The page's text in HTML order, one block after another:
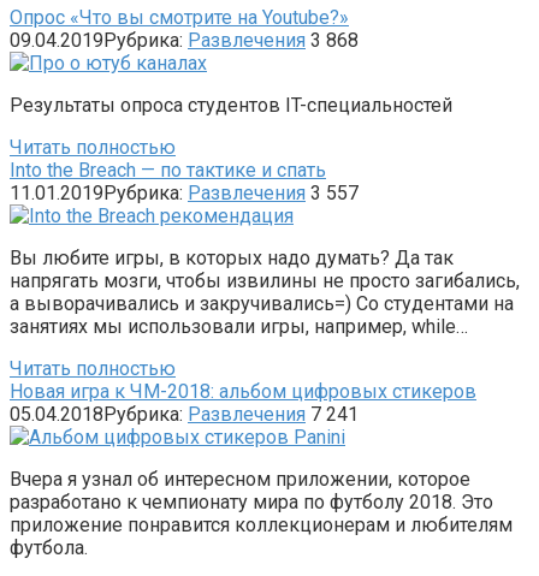
Опрос «Что вы смотрите на Youtube?»
09.04.2019Рубрика: Развлечения 3 868
Результаты опроса студентов IT-специальностей
Читать полностью
Into the Breach — по тактике и спать
11.01.2019Рубрика: Развлечения 3 557
Вы любите игры, в которых надо думать? Да так
напрягать мозги, чтобы извилины не просто загибались,
а выворачивались и закручивались=) Со студентами на
занятиях мы использовали игры, например, while…
Читать полностью
Новая игра к ЧМ-2018: альбом цифровых стикеров
05.04.2018Рубрика: Развлечения 7 241
Вчера я узнал об интересном приложении, которое
разработано к чемпионату мира по футболу 2018. Это
приложение понравится коллекционерам и любителям
футбола.